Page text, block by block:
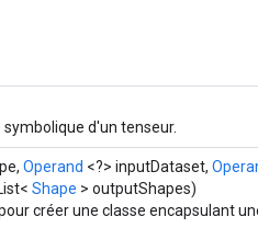
symbolique d'un tenseur.
Operand <?> inputDataset,
Shape > outputShapes)
créer une classe encapsulant